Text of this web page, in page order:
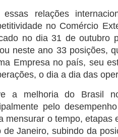
essas relações
no Comércio
no dia 31 de outubro
neste ano 33 posições,
Empresa no país, seu
o dia a dia das
a melhoria do Brasil
pelo
mensurar o tempo, etapas
de Janeiro, subindo da